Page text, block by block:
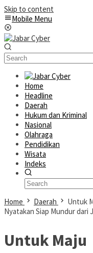
Skip to content
Mobile Menu
Home
Headline
Daerah
Hukum dan Kriminal
Nasional
Olahraga
Pendidikan
Wisata
Indeks
Home Daerah
Untuk
Nyatakan Siap Mundur dari
Untuk Maju